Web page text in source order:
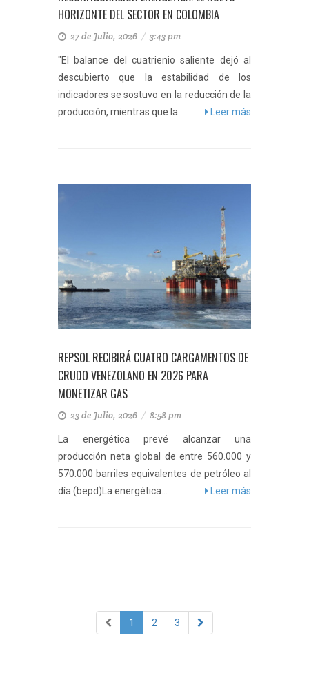
HORIZONTE DEL SECTOR EN COLOMBIA
27 de Julio, 2026 / 3:43 pm
"El balance del cuatrienio saliente dejó al
descubierto que la estabilidad de los
indicadores se sostuvo en la reducción de la
producción, mientras que la...
Leer más
REPSOL RECIBIRÁ CUATRO CARGAMENTOS DE
CRUDO VENEZOLANO EN 2026 PARA
MONETIZAR GAS
23 de Julio, 2026 / 8:58 pm
La energética prevé alcanzar una
producción neta global de entre 560.000 y
570.000 barriles equivalentes de petróleo al
día (bepd)La energética...
Leer más
1 2 3